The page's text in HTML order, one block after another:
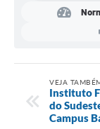
VEJA
Instituto
do
Campus